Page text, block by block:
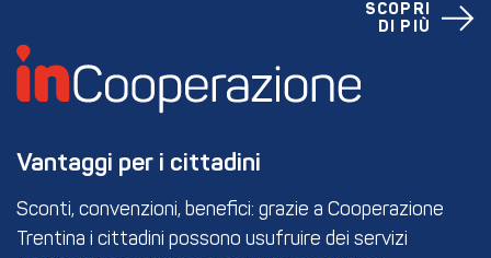
SCOPRI
DI PIÙ
Vantaggi per i cittadini
Sconti, convenzioni, benefici: grazie a Cooperazione
Trentina i cittadini possono usufruire dei servizi